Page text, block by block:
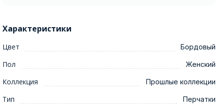
Характеристики
Цвет Бордовый
Пол Женский
Коллекция Прошлые коллекции
Тип Перчатки